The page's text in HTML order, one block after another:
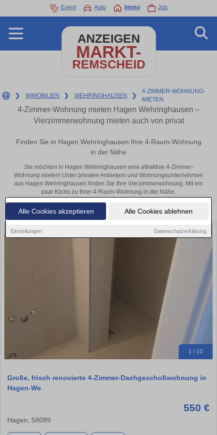
Alle Cookies akzeptieren Alle Cookies ablehnen
Einstellungen Datenschutzerklärung
Event Auto Immo Job
ANZEIGEN
MARKT-
REMSCHEID
❯ IMMOBILIEN ❯ WEHRINGHAUSEN ❯
4-ZIMMER-WOHNUNG-
MIETEN
4-Zimmer-Wohnung mieten Hagen Wehringhausen –
Vierzimmerwohnung mieten auch von privat
Finden Sie in Hagen Wehringhausen Ihre 4-Raum-Wohnung
in der Nähe
Sie möchten in Hagen Wehringhausen eine attraktive 4-Zimmer-
Wohnung mieten! Unter privaten Anbietern und Wohnungsunternehmen
aus Hagen Wehringhausen finden Sie Ihre Vierzimmerwohnung. Mit ein
paar Klicks zu Ihrer 4-Raum-Wohnung in der Nähe.
Aktuelle Wohnung zum mieten
1 / 10
Große, frisch renovierte 4-Zimmer-Dachgeschoßwohnung in
Hagen-We
550 €
Hagen, 58089